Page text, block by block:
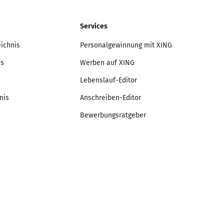
Services
Personalgewinnung mit XING
Werben auf XING
Lebenslauf-Editor
Anschreiben-Editor
Bewerbungsratgeber